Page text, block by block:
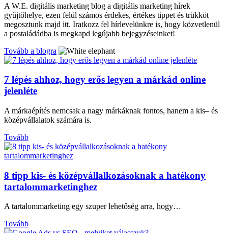
A W.E. digitális marketing blog a digitális marketing hírek
gyűjtőhelye, ezen felül számos érdekes, értékes tippet és trükköt
megosztunk majd itt. Iratkozz fel hírlevelünkre is, hogy közvetlenül
a postaládádba is megkapd legújabb bejegyzéseinket!
Tovább a blogra
7 lépés ahhoz, hogy erős legyen a márkád online
jelenléte
A márkaépítés nemcsak a nagy márkáknak fontos, hanem a kis– és
középvállalatok számára is.
Tovább
8 tipp kis- és középvállalkozásoknak a hatékony
tartalommarketinghez
A tartalommarketing egy szuper lehetőség arra, hogy…
Tovább